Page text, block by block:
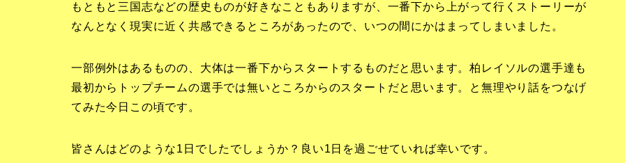
もともと三国志などの歴史ものが好きなこともありますが、一番下から上がって行くストーリーが
なんとなく現実に近く共感できるところがあったので、いつの間にかはまってしまいました。
一部例外はあるものの、大体は一番下からスタートするものだと思います。柏レイソルの選手達も
最初からトップチームの選手では無いところからのスタートだと思います。と無理やり話をつなげ
てみた今日この頃です。
皆さんはどのような1日でしたでしょうか？良い1日を過ごせていれば幸いです。